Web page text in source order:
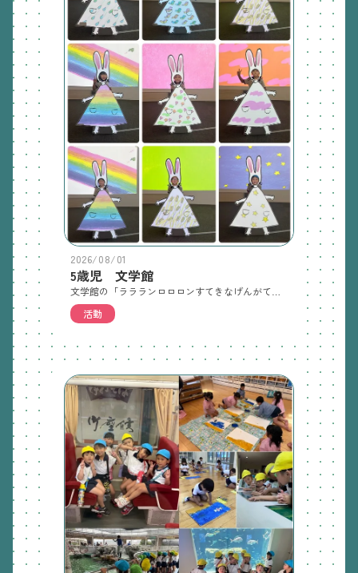
2026/08/01
5歳児 文学館
活動